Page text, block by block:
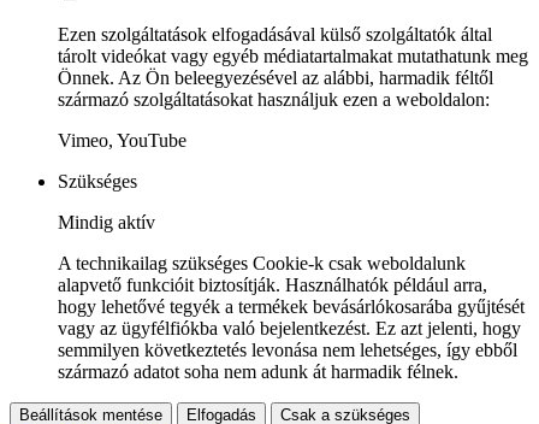
Ezen szolgáltatások elfogadásával külső szolgáltatók által
tárolt videókat vagy egyéb médiatartalmakat mutathatunk meg
Önnek. Az Ön beleegyezésével az alábbi, harmadik féltől
származó szolgáltatásokat használjuk ezen a weboldalon:
Vimeo, YouTube
Szükséges
Mindig aktív
A technikailag szükséges Cookie-k csak weboldalunk
alapvető funkcióit biztosítják. Használhatók például arra,
hogy lehetővé tegyék a termékek bevásárlókosarába gyűjtését
vagy az ügyfélfiókba való bejelentkezést. Ez azt jelenti, hogy
semmilyen következtetés levonása nem lehetséges, így ebből
származó adatot soha nem adunk át harmadik félnek.
Beállítások mentése Elfogadás Csak a szükséges